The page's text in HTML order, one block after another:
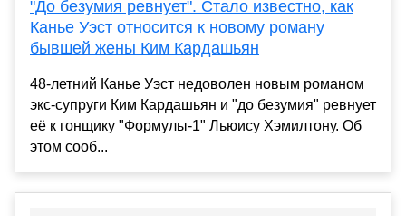
"До безумия ревнует". Стало известно, как
Канье Уэст относится к новому роману
бывшей жены Ким Кардашьян
48-летний Канье Уэст недоволен новым романом
экс-супруги Ким Кардашьян и "до безумия" ревнует
её к гонщику "Формулы-1" Льюису Хэмилтону. Об
этом сооб...